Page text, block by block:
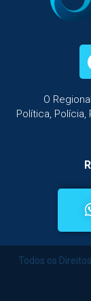
O
Política, Polícia,
Todos os